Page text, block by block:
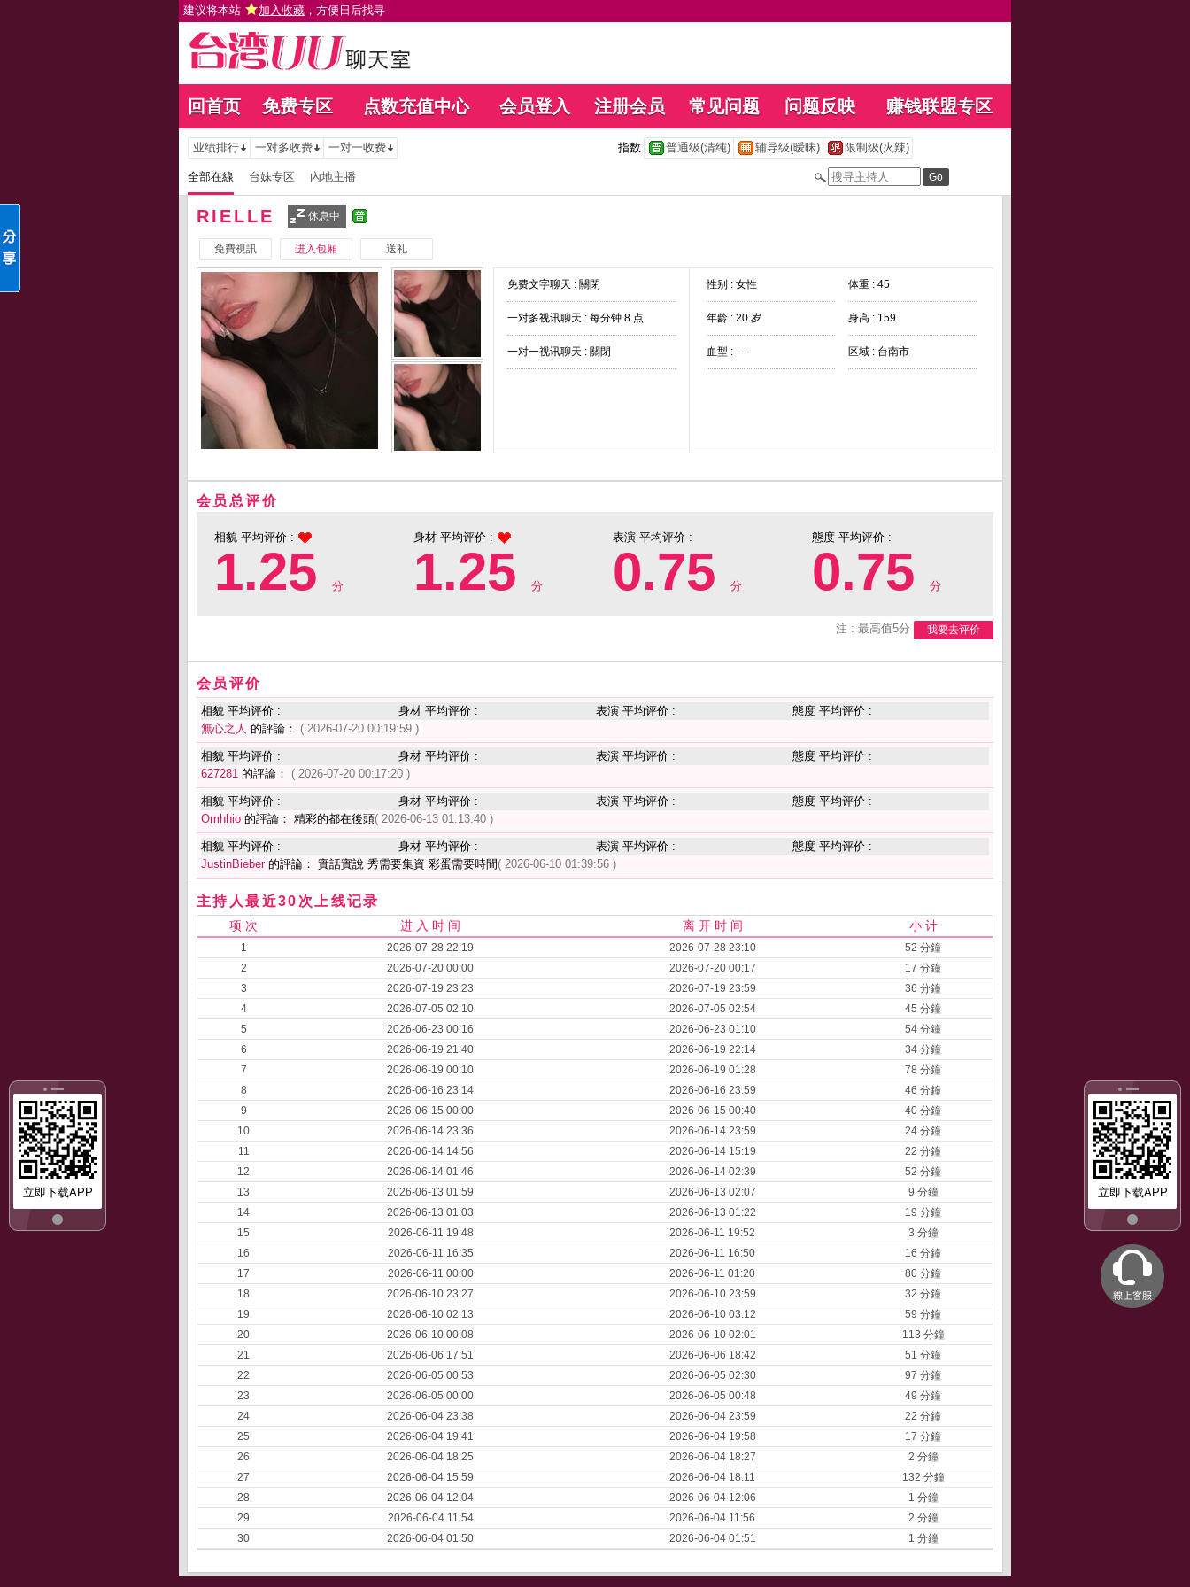
建议将本站 加入收藏 ，方便日后找寻
回首页 免费专区 点数充值中心 会员登入 注册会员 常见问题 问题反映 赚钱联盟专区
立即下载APP
立即下载APP
业绩排行 一对多收费 一对一收费 指数 普通级(清纯) 辅导级(暧昧) 限制级(火辣)
全部在線 台妹专区 內地主播
RIELLE 休息中
免費視訊 进入包厢 送礼
免费文字聊天 : 關閉
一对多视讯聊天 : 每分钟 8 点
一对一视讯聊天 : 關閉
性别 : 女性 体重 : 45
年龄 : 20 岁 身高 : 159
血型 : ---- 区域 : 台南市
会员总评价
相貌 平均评价 :
1.25 分
身材 平均评价 :
1.25 分
表演 平均评价 :
0.75 分
態度 平均评价 :
0.75 分
注 : 最高值5分 我要去评价
会员评价
相貌 平均评价 : 身材 平均评价 : 表演 平均评价 :
態度 平均评价 :
無心之人 的評論： ( 2026-07-20 00:19:59 )
相貌 平均评价 : 身材 平均评价 : 表演 平均评价 :
態度 平均评价 :
627281 的評論： ( 2026-07-20 00:17:20 )
相貌 平均评价 : 身材 平均评价 : 表演 平均评价 :
態度 平均评价 :
Omhhio 的評論： 精彩的都在後頭( 2026-06-13 01:13:40 )
相貌 平均评价 : 身材 平均评价 : 表演 平均评价 :
態度 平均评价 :
JustinBieber的評論： 實話實說 秀需要集資 彩蛋需要時間 ( 2026-06-10 01:39:56 )
主持人最近30次上线记录
项 次 进 入 时 间 离 开 时 间 小 计
1 2026-07-28 22:19 2026-07-28 23:10
52 分鐘
2
2026-07-20 00:00 2026-07-20 00:17
17 分鐘
3
2026-07-19 23:23 2026-07-19 23:59
36 分鐘
4
2026-07-05 02:10 2026-07-05 02:54
45 分鐘
5
2026-06-23 00:16 2026-06-23 01:10
54 分鐘
6
2026-06-19 21:40 2026-06-19 22:14
34 分鐘
7
2026-06-19 00:10 2026-06-19 01:28
78 分鐘
8
2026-06-16 23:14 2026-06-16 23:59
46 分鐘
9
2026-06-15 00:00 2026-06-15 00:40
40 分鐘
10
2026-06-14 23:36 2026-06-14 23:59
24 分鐘
11
2026-06-14 14:56 2026-06-14 15:19
22 分鐘
12
2026-06-14 01:46 2026-06-14 02:39
52 分鐘
13
2026-06-13 01:59 2026-06-13 02:07
9 分鐘
14
2026-06-13 01:03 2026-06-13 01:22
19 分鐘
15
2026-06-11 19:48 2026-06-11 19:52
3 分鐘
16
2026-06-11 16:35 2026-06-11 16:50
16 分鐘
17
2026-06-11 00:00 2026-06-11 01:20
80 分鐘
18
2026-06-10 23:27 2026-06-10 23:59
32 分鐘
19
2026-06-10 02:13 2026-06-10 03:12
59 分鐘
20
2026-06-10 00:08 2026-06-10 02:01
113 分鐘
21
2026-06-06 17:51 2026-06-06 18:42
51 分鐘
22
2026-06-05 00:53 2026-06-05 02:30
97 分鐘
23
2026-06-05 00:00 2026-06-05 00:48
49 分鐘
24
2026-06-04 23:38 2026-06-04 23:59
22 分鐘
25
2026-06-04 19:41 2026-06-04 19:58
17 分鐘
26
2026-06-04 18:25 2026-06-04 18:27
2 分鐘
27
2026-06-04 15:59 2026-06-04 18:11
132 分鐘
28
2026-06-04 12:04 2026-06-04 12:06
1 分鐘
29
2026-06-04 11:54 2026-06-04 11:56
2 分鐘
30
2026-06-04 01:50 2026-06-04 01:51 1 分鐘